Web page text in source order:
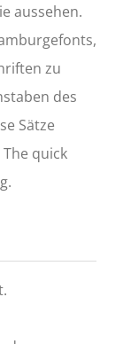
aussehen.
zu
des
Sätze
quick